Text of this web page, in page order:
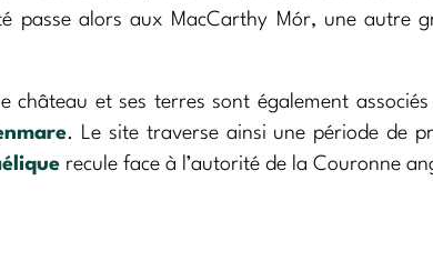
passe alors aux MacCarthy Mór, une autre
et ses terres sont également
. Le site traverse ainsi une période de
recule face à l’autorité de la Couronne